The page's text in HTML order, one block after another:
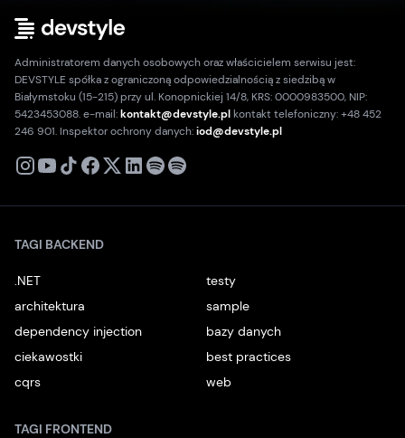
Administratorem danych osobowych oraz właścicielem serwisu jest:
DEVSTYLE spółka z ograniczoną odpowiedzialnością z siedzibą w
Białymstoku (15-215) przy ul. Konopnickiej 14/8, KRS: 0000983500, NIP:
5423453088. e-mail:kontakt@devstyle.plkontakt telefoniczny: +48 452
246 901. Inspektor ochrony danych:iod@devstyle.pl
X
TAGI BACKEND
.NET
testy
architektura
sample
dependency injection
bazy danych
ciekawostki
best practices
cqrs
web
TAGI FRONTEND